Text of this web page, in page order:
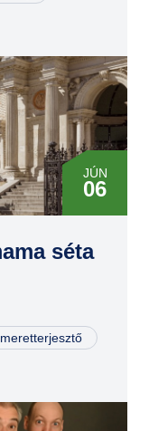
JÚN
06
07
séta